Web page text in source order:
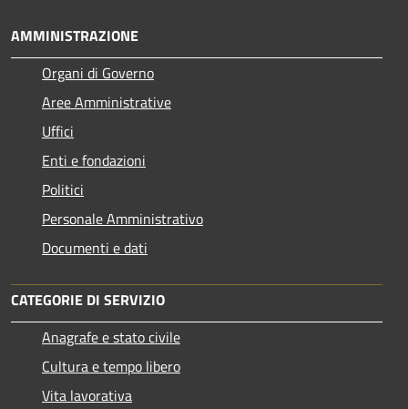
AMMINISTRAZIONE
Organi di Governo
Aree Amministrative
Uffici
Enti e fondazioni
Politici
Personale Amministrativo
Documenti e dati
CATEGORIE DI SERVIZIO
Anagrafe e stato civile
Cultura e tempo libero
Vita lavorativa